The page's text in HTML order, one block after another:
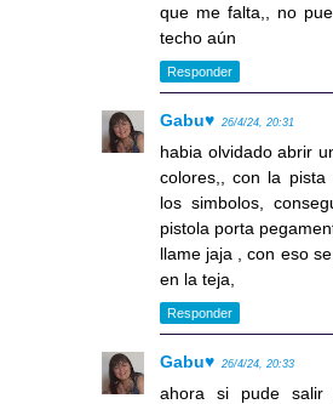
que me falta,, no
techo aún
Responder
Gabu♥ 26/4/24, 20:31
habia olvidado abrir
colores,, con la pista
los simbolos,
pistola porta
llame jaja , con eso
en la teja,
Responder
Gabu♥ 26/4/24, 20:33
ahora si pude salir